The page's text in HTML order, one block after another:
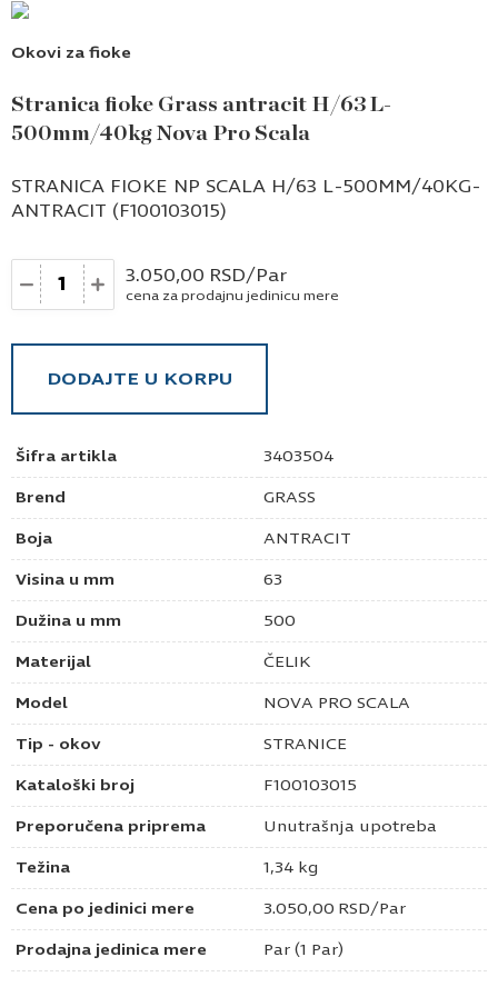
Okovi za fioke
Stranica fioke Grass antracit H/63 L-
500mm/40kg Nova Pro Scala
Šifra artikla 3403504
Brend GRASS
Boja ANTRACIT
Visina u mm 63
Dužina u mm 500
Materijal ČELIK
Model NOVA PRO SCALA
Tip - okov STRANICE
Kataloški broj F100103015
Preporučena priprema Unutrašnja upotreba
Težina 1,34 kg
Cena po jedinici mere 3.050,00 RSD/Par
Prodajna jedinica mere Par (1 Par)
STRANICA FIOKE NP SCALA H/63 L-500MM/40KG-
ANTRACIT (F100103015)
Količina 3.050,00 RSD/Par
cena za prodajnu jedinicu mere
DODAJTE U KORPU